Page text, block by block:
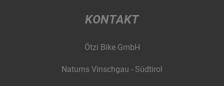
KONTAKT
Ötzi Bike GmbH
Naturns Vinschgau - Südtirol